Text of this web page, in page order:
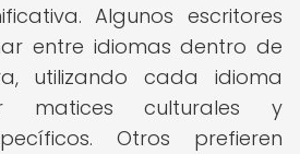
Algunos escritores
entre idiomas dentro de
utilizando cada idioma
matices culturales y
Otros prefieren